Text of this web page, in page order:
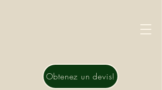
Obtenez un devis!